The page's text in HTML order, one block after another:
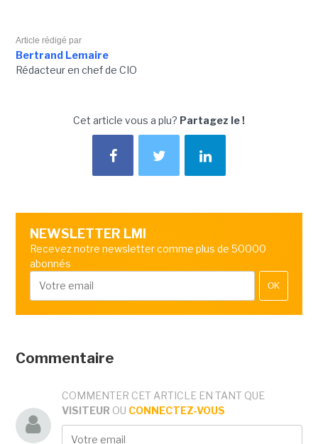
Article rédigé par
Bertrand Lemaire
Rédacteur en chef de CIO
Cet article vous a plu? Partagez le !
NEWSLETTER LMI
Recevez notre newsletter comme plus de 50000
abonnés
OK
Commentaire
COMMENTER CET ARTICLE EN TANT QUE
VISITEUR OU CONNECTEZ-VOUS